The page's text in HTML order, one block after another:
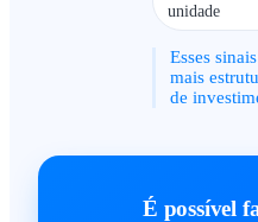
unidade
Esses
mais
de
É possível